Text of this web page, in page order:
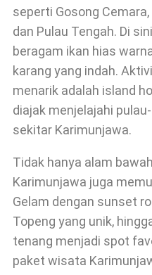
seperti Gosong
dan Pulau Tengah. Di
beragam ikan hias
karang yang indah.
menarik adalah island
diajak menjelajahi
sekitar Karimunjawa.
Tidak hanya alam
Karimunjawa juga
Gelam dengan sunset
Topeng yang unik,
tenang menjadi spot
paket wisata